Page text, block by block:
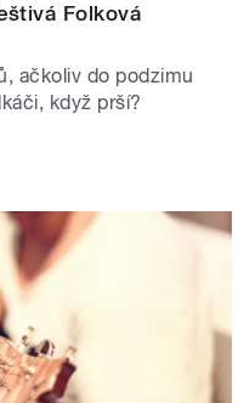
Folková
ačkoliv do podzimu
když prší?